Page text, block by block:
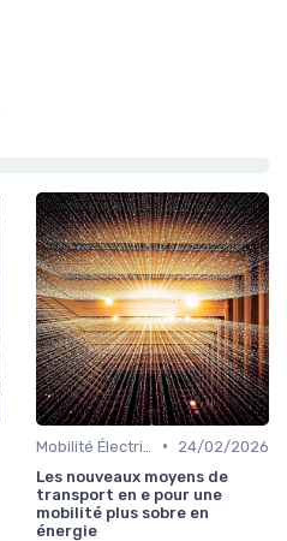
•
24/02/2026
Les nouveaux moyens de
transport en e pour une
mobilité plus sobre en
énergie